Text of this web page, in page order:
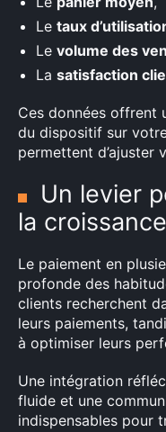
Le taux
Le volume des
La satisfaction
Ces données offrent
du dispositif sur
permettent d’ajuster
Un levier
la
Le paiement en
profonde des
clients recherchent
leurs paiements,
à optimiser leurs
Une intégration
fluide et une
indispensables pour